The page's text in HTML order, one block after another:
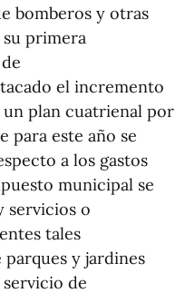
bomberos y otras
primera
el incremento
plan cuatrienal por
para este año se
a los gastos
municipal se
servicios o
tales
y jardines
de